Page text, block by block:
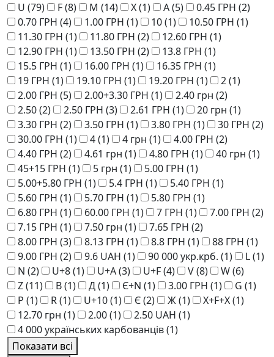
U (79) F(8) M (14) Х(1) A(5) 0.45 ГРН (2)
0.70 ГРН (4) 1.00 ГРН (1) 10(1) 10.50 ГРН (1)
11.30 ГРН (1) 11.80 ГРН (2) 12.60 ГРН (1)
12.90 ГРН (1) 13.50 ГРН (2) 13.8 ГРН (1)
15.5 ГРН (1) 16.00 ГРН (1) 16.35 ГРН (1)
19 ГРН (1) 19.10 ГРН (1) 19.20 ГРН (1) 2(1)
2.00 ГРН (5) 2.00+3.30 ГРН (1) 2.40 грн (2)
2.50(2) 2.50 ГРН (3) 2.61 ГРН (1) 20 грн (1)
3.30 ГРН (2) 3.50 ГРН (1) 3.80 ГРН (1) 30 ГРН (2)
30.00 ГРН (1) 4(1) 4 грн (1) 4.00 ГРН (2)
4.40 ГРН (2) 4.61 грн (1) 4.80 ГРН (1) 40 грн (1)
45+15 ГРН (1) 5 грн (1) 5.00 ГРН (1)
5.00+5.80 ГРН (1) 5.4 ГРН (1) 5.40 ГРН (1)
5.60 ГРН (1) 5.70 ГРН (1) 5.80 ГРН (1)
6.80 ГРН (1) 60.00 ГРН (1) 7 ГРН (1) 7.00 ГРН (2)
7.15 ГРН (1) 7.50 грн (1) 7.65 ГРН (2)
8.00 ГРН (3) 8.13 ГРН (1) 8.8 ГРН (1) 88 ГРН (1)
9.00 ГРН (2) 9.6 UAH (1) 90 000 укр.крб. (1) L(1)
N (2) U+8(1) U+A(3) U+F(4) V(8) W(6)
Z(11) В(1) Д(1) Є+N (1) 3.00 ГРН (1) G (1)
P (1) R(1) U+10(1) Є(2) Ж(1) Х+F+Х(1)
12.70 грн (1) 2.00(1) 2.50 UAH (1)
4 000 українських карбованців(1)
Показати всі